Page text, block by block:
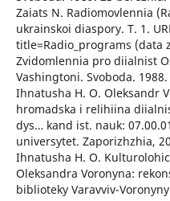
Zaiats N. Radiomovlennia
ukrainskoi diaspory. T. 1.
title=Radio_programs (data
Zvidomlennia pro diialnist
Vashingtoni. Svoboda.
Ihnatusha H. O. Oleksandr
hromadska i relihiina
dys… kand ist. nauk:
universytet. Zaporizhzhia,
Ihnatusha H. O.
Oleksandra Voronyna:
biblioteky Varavviv-